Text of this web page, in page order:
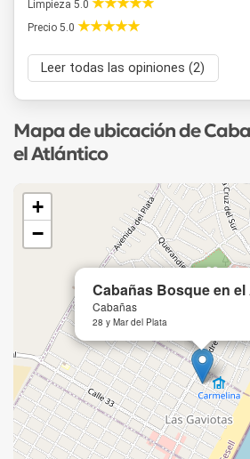
Limpieza 5.0
Precio 5.0
Leer todas las opiniones (2)
Mapa de ubicación de
el Atlántico
Cabañas Bosque en
Cabañas
28 y Mar del Plata
+
−